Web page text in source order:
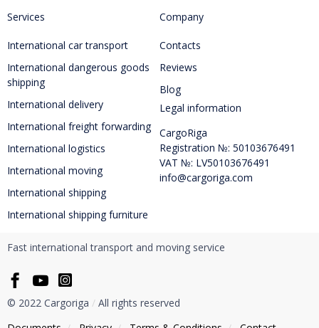
Services
International car transport
International dangerous goods
shipping
International delivery
International freight forwarding
International logistics
International moving
International shipping
International shipping furniture
Company
Contacts
Reviews
Blog
Legal information
CargoRiga
Registration №: 50103676491
VAT №: LV50103676491
info@cargoriga.com
Fast international transport and moving service
© 2022 Cargoriga / All rights reserved